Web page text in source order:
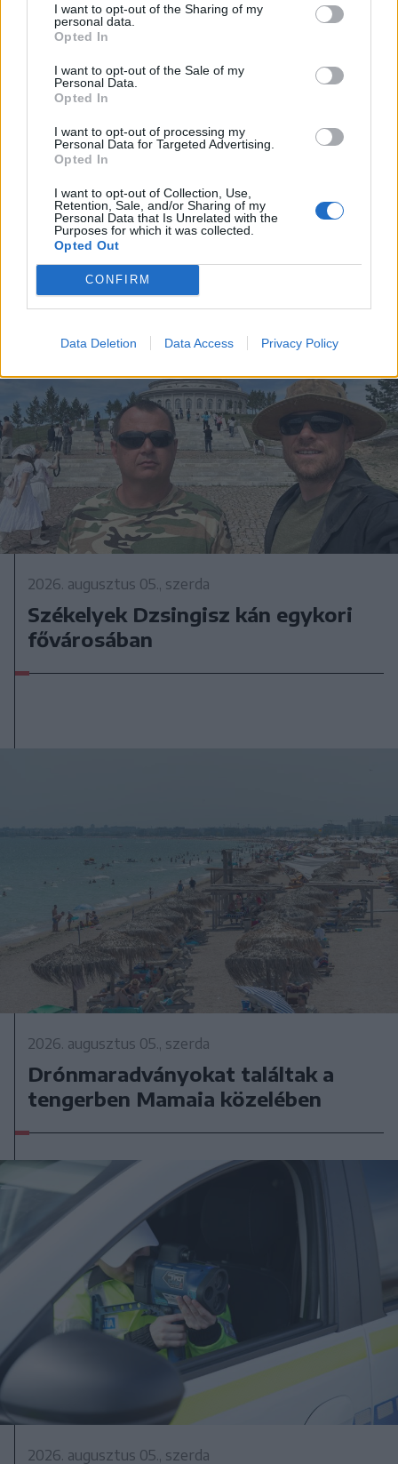
I want to opt-out of the Sharing of my
personal data.
Opted In
I want to opt-out of the Sale of my
Personal Data.
Opted In
I want to opt-out of processing my
Personal Data for Targeted Advertising.
Opted In
I want to opt-out of Collection, Use,
Retention, Sale, and/or Sharing of my
Personal Data that Is Unrelated with the
Purposes for which it was collected.
Opted Out
CONFIRM
Data Deletion Data Access Privacy Policy
2026. augusztus 05., szerda
biológiai sokféleség megőrzésére
vonatkozó stratégiát
2026. augusztus 05., szerda
Székelyek Dzsingisz kán egykori
fővárosában
2026. augusztus 05., szerda
Drónmaradványokat találtak a
tengerben Mamaia közelében
2026. augusztus 05., szerda